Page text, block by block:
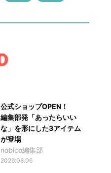
公式ショップOPEN！
編集部発「あったらいい
な」を形にした3アイテム
が登場
nobico編集部
2026.08.06